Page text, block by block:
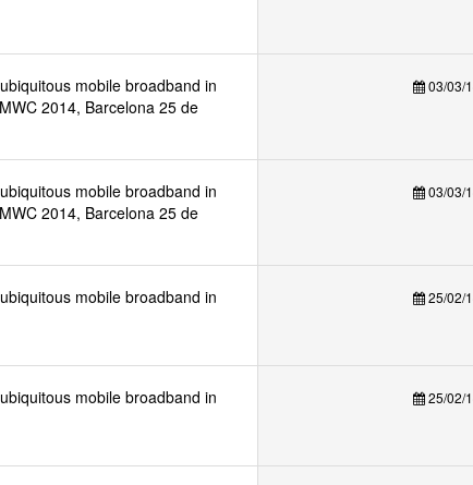
mobile broadband in
2014, Barcelona 25 de
03/03/
mobile broadband in
2014, Barcelona 25 de
03/03/
mobile broadband in
25/02/
mobile broadband in
25/02/